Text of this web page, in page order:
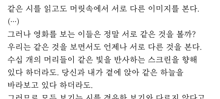
같은 시를 읽고도 머릿속에서 서로 다른 이미지를 본다.
(…)
그러나 영화를 보는 이들은 정말 서로 같은 것을 볼까?
우리는 같은 것을 보면서도 언제나 서로 다른 것을 본다.
수십 개의 머리들이 같은 빛을 반사하는 스크린을 향해
있다 하더라도. 당신과 내가 곁에 앉아 같은 하늘을
바라보고 있다 하더라도.